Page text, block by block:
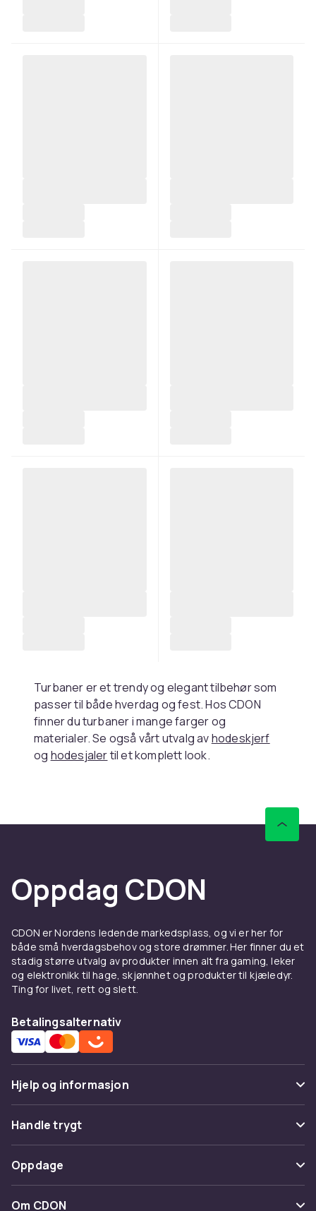
Turbaner er et trendy og elegant tilbehør som
passer til både hverdag og fest. Hos CDON
finner du turbaner i mange farger og
materialer. Se også vårt utvalg avhodeskjerf
og hodesjalertil et komplett look.
avhengig av typen. Jersey-turbaner er enkle å
utseende. Forviklede turbaner er elegante og
perfekte til festlige anledninger, mens foldede
hverdagen.
Turbaner er også populære blant folk med tynt
hår eller hårtap, da de dekker hodet vakkert og
gir selvtillit. Det finnes modeller i alle farger og
turban som matcher garderoben din.
Trender og stiler
Turbaner har gjort et sterkt comeback som et
viktig motetilbehør de siste årene. Kjente
både hverdagsantrekk og festlige anledninger.
Velvet-turbaner er populære til vinterens
festmiddager, mens lette bomulls- og
Oppdag CDON
CDON er Nordens ledende markedsplass, og vi er her for
både små hverdagsbehov og store drømmer. Her finner du et
stadig større utvalg av produkter innen alt fra gaming, leker
og elektronikk til hage, skjønnhet og produkter til kjæledyr.
Ting for livet, rett og slett.
Betalingsalternativ
Hjelp og informasjon
Vanlige spørsmål
Spor pakke
Angre & returner her
Kontakt oss
Handle trygt
Betaling
Levering
Oppdage
Kategorier
Om CDON